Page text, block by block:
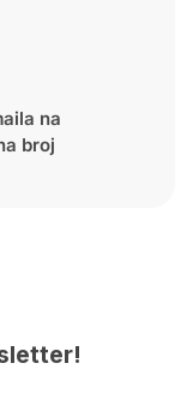
na
broj